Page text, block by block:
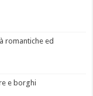
romantiche ed
e borghi